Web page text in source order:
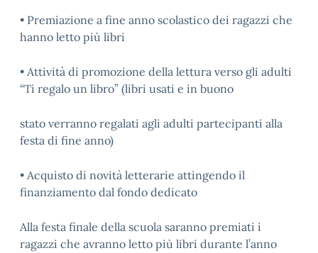
• Premiazione a fine anno scolastico dei ragazzi che
hanno letto più libri
• Attività di promozione della lettura verso gli adulti
“Ti regalo un libro” (libri usati e in buono
stato verranno regalati agli adulti partecipanti alla
festa di fine anno)
• Acquisto di novità letterarie attingendo il
finanziamento dal fondo dedicato
Alla festa finale della scuola saranno premiati i
ragazzi che avranno letto più libri durante l’anno